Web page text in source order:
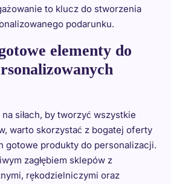
to klucz do stworzenia
podarunku.
elementy do
siłach, by tworzyć wszystkie
warto skorzystać z bogatej oferty
gotowe produkty do personalizacji.
zagłębiem sklepów z
rękodzielniczymi oraz